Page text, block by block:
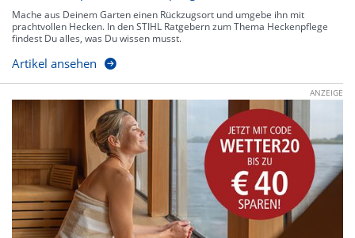
Mache aus Deinem Garten einen Rückzugsort und umgebe ihn mit
prachtvollen Hecken. In den STIHL Ratgebern zum Thema Heckenpflege
findest Du alles, was Du wissen musst.
Artikel ansehen
ANZEIGE